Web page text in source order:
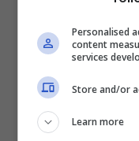
un’ottima
Valentino Rossi
facile, a causa
team
WRTnon
Personalised
content
services
Store and/or
Learn more